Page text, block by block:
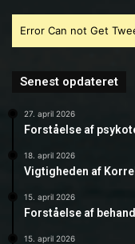
Error Can not Get
Senest opdateret
27. april 2026
Forståelse af
18. april 2026
Vigtigheden af
15. april 2026
Forståelse af
15. april 2026